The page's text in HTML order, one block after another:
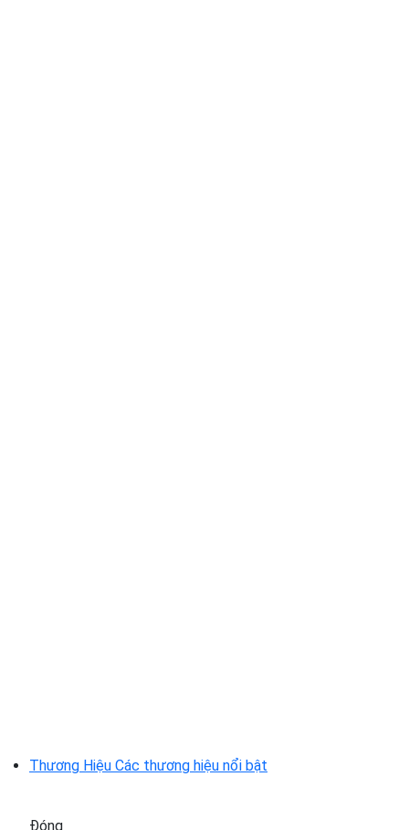
Thương Hiệu Các thương hiệu nổi bật
Đóng